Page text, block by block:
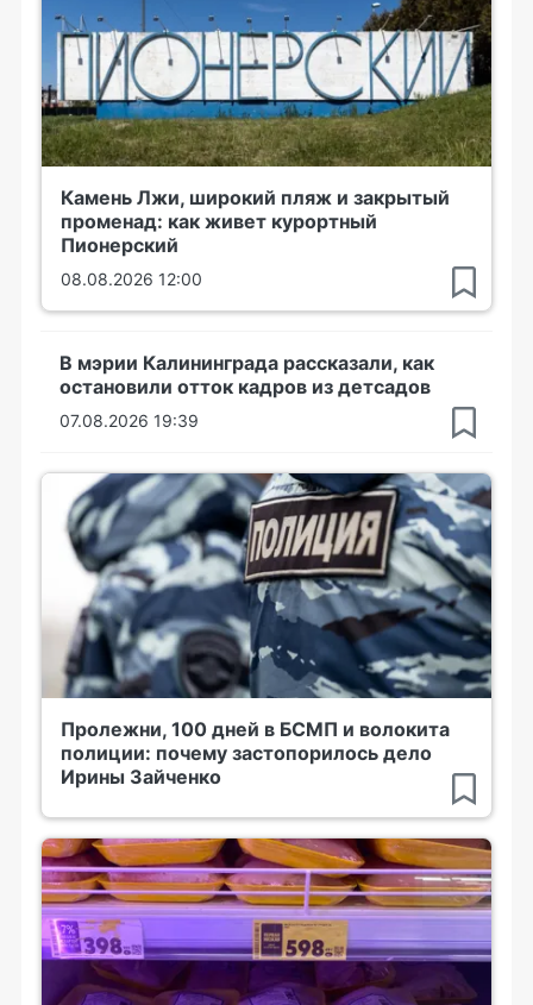
Камень Лжи, широкий пляж и закрытый
променад: как живет курортный
Пионерский
08.08.2026 12:00
В мэрии Калининграда рассказали, как
остановили отток кадров из детсадов
07.08.2026 19:39
Пролежни, 100 дней в БСМП и волокита
полиции: почему застопорилось дело
Ирины Зайченко